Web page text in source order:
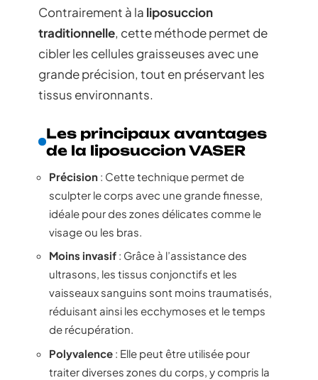
Contrairement à la liposuccion
traditionnelle, cette méthode permet de
cibler les cellules graisseuses avec une
grande précision, tout en préservant les
tissus environnants.
Les principaux avantages
de la liposuccion VASER
Précision : Cette technique permet de
sculpter le corps avec une grande finesse,
idéale pour des zones délicates comme le
visage ou les bras.
Moins invasif : Grâce à l’assistance des
ultrasons, les tissus conjonctifs et les
vaisseaux sanguins sont moins traumatisés,
réduisant ainsi les ecchymoses et le temps
de récupération.
Polyvalence : Elle peut être utilisée pour
traiter diverses zones du corps, y compris la